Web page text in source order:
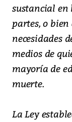
sustancial en
partes, o
necesidades
medios de
mayoría de
muerte.
La Ley